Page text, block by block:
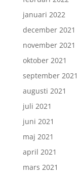
januari 2022
december 2021
november 2021
oktober 2021
september 2021
augusti 2021
juli 2021
juni 2021
maj 2021
april 2021
mars 2021